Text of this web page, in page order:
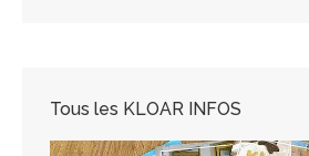
Tous les KLOAR INFOS